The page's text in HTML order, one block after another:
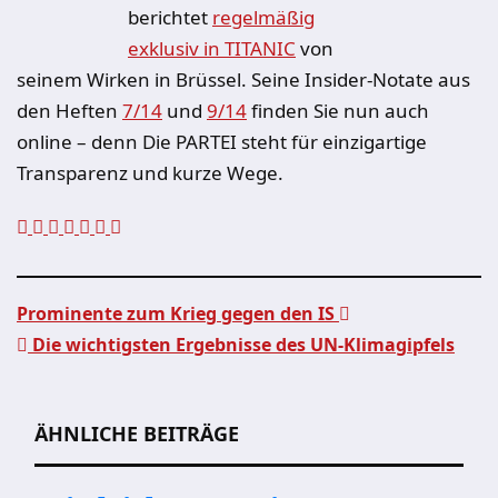
berichtet regelmäßig
exklusiv in TITANIC von
seinem Wirken in Brüssel. Seine Insider-Notate aus
den Heften 7/14 und 9/14finden Sie nun auch
online – denn Die PARTEI steht für einzigartige
Transparenz und kurze Wege.
Prominente zum Krieg gegen den IS
Die wichtigsten Ergebnisse des UN-Klimagipfels
ÄHNLICHE BEITRÄGE